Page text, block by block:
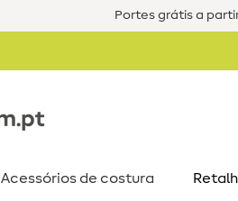
Portes grátis a
Acessórios de costura​